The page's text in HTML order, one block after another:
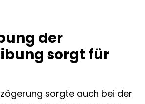
der
sorgt für
sorgte auch bei der